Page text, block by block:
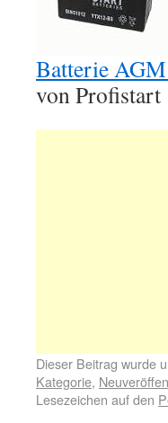
Batterie
von Profistart
Dieser Beitrag wurde
Kategorie,
Lesezeichen auf den